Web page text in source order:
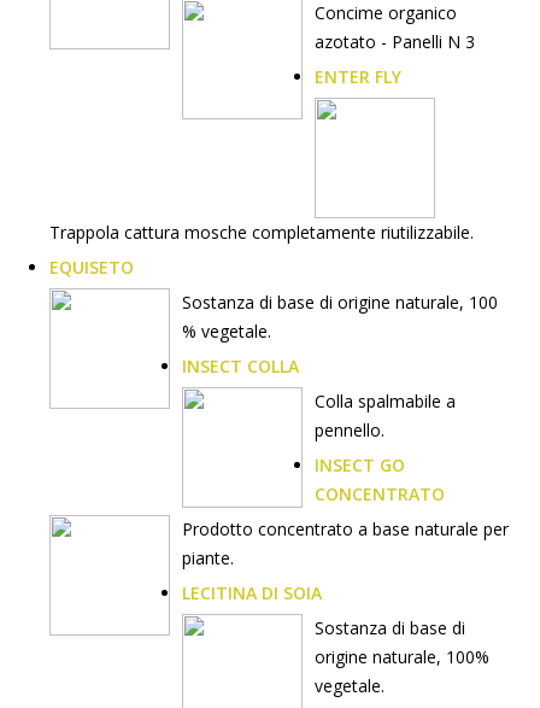
Concime organico
azotato - Panelli N 3
ENTER FLY
Trappola cattura mosche completamente riutilizzabile.
EQUISETO
Sostanza di base di origine naturale, 100
% vegetale.
INSECT COLLA
Colla spalmabile a
pennello.
INSECT GO
CONCENTRATO
Prodotto concentrato a base naturale per
piante.
LECITINA DI SOIA
Sostanza di base di
origine naturale, 100%
vegetale.